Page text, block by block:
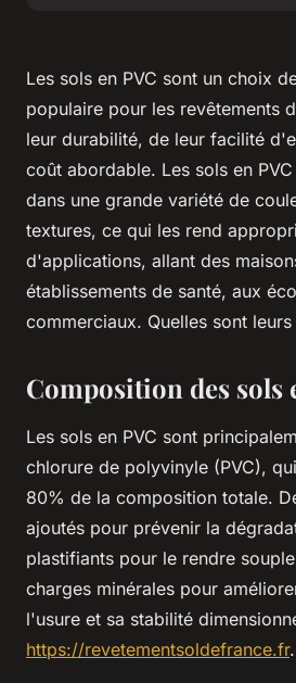
Les sols en PVC sont un choix
populaire pour les revêtements
leur durabilité, de leur facilité
coût abordable. Les sols en
dans une grande variété de
textures, ce qui les rend
d'applications, allant des
établissements de santé, aux
commerciaux. Quelles sont
Composition des sols
Les sols en PVC sont
chlorure de polyvinyle (PVC),
80% de la composition totale.
ajoutés pour prévenir la
plastifiants pour le rendre
charges minérales pour
l'usure et sa stabilité
https://revetementsoldefrance.fr.